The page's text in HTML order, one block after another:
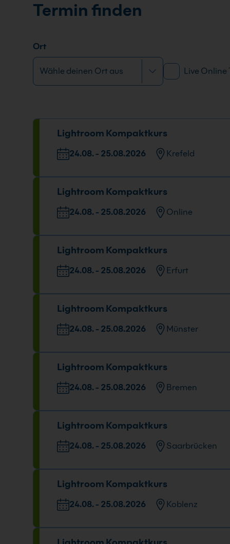
Termin finden
Ort
Live Online
Lightroom Kompaktkurs
24.08. - 25.08.2026 Krefeld
Veranstaltungsort
Europark Fichtenhain A 15, 47807 Krefeld
Lightroom Kompaktkurs
24.08. - 25.08.2026 Online
Datum und Uhrzeit
24.08. - 25.08.2026
09:00 - 16:00 Uhr
Lightroom Kompaktkurs
24.08. - 25.08.2026 Erfurt
Veranstaltungsort
Maximilian-Welsch-Straße 2A, 99084 Erfurt
Lightroom Kompaktkurs
24.08. - 25.08.2026 Münster
Veranstaltungsort
Gropiusstr. 7, 48163 Münster
Datum und
09:00 - 16:00
Lightroom Kompaktkurs
24.08. - 25.08.2026 Bremen
Veranstaltungsort
Mary-Somerville-Straße 12, 28359 Bremen
Lightroom Kompaktkurs
24.08. - 25.08.2026 Saarbrücken
Veranstaltungsort
Nell-Breuning-Allee 8, 66115 Saarbrücken
Lightroom Kompaktkurs
24.08. - 25.08.2026 Koblenz
Veranstaltungsort